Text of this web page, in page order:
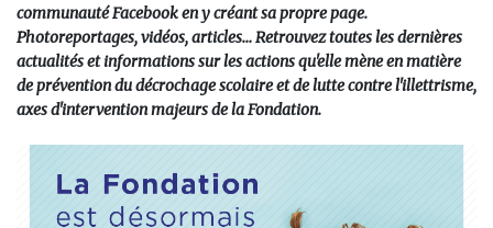
communauté Facebook en y créant sa propre page.
Photoreportages, vidéos, articles… Retrouvez toutes les dernières
actualités et informations sur les actions qu'elle mène en matière
de prévention du décrochage scolaire et de lutte contre l'illettrisme,
axes d'intervention majeurs de la Fondation.